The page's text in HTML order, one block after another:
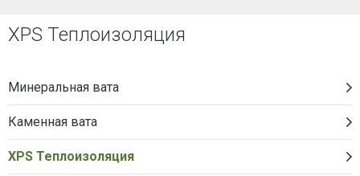
XPS Теплоизоляция
Минеральная вата
Каменная вата
XPS Теплоизоляция